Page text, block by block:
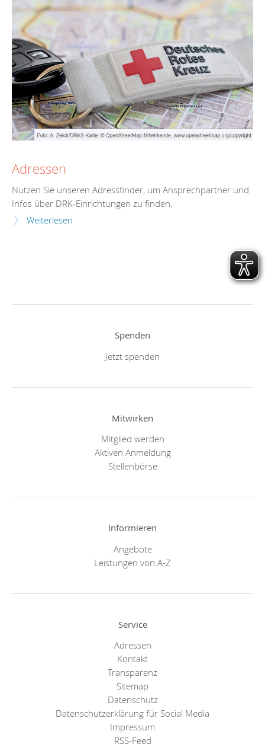
Adressen
Nutzen Sie unseren Adressfinder, um Ansprechpartner und
Infos über DRK-Einrichtungen zu finden.
Weiterlesen
Spenden
Jetzt spenden
Mitwirken
Mitglied werden
Aktiven Anmeldung
Stellenbörse
Informieren
Angebote
Leistungen von A-Z
Service
Adressen
Kontakt
Transparenz
Sitemap
Datenschutz
Datenschutzerklärung für Social Media
Impressum
RSS-Feed